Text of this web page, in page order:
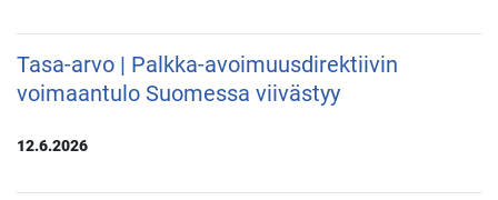
Tasa-arvo | Palkka-avoimuusdirektiivin
voimaantulo Suomessa viivästyy
12.6.2026